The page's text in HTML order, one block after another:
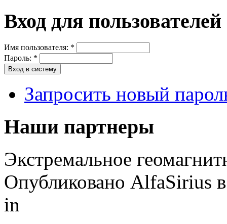
Вход для пользователей
Имя пользователя: *
Пароль: *
Запросить новый
Наши партнеры
Экстремальное
Опубликовано AlfaSirius
in